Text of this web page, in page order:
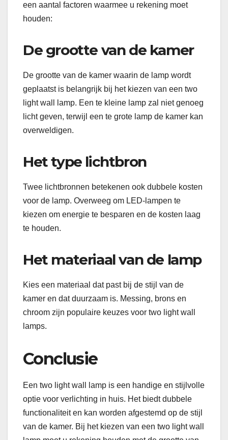
een aantal factoren waarmee u rekening moet
houden:
De grootte van de kamer
De grootte van de kamer waarin de lamp wordt
geplaatst is belangrijk bij het kiezen van een two
light wall lamp. Een te kleine lamp zal niet genoeg
licht geven, terwijl een te grote lamp de kamer kan
overweldigen.
Het type lichtbron
Twee lichtbronnen betekenen ook dubbele kosten
voor de lamp. Overweeg om LED-lampen te
kiezen om energie te besparen en de kosten laag
te houden.
Het materiaal van de lamp
Kies een materiaal dat past bij de stijl van de
kamer en dat duurzaam is. Messing, brons en
chroom zijn populaire keuzes voor two light wall
lamps.
Conclusie
Een two light wall lamp is een handige en stijlvolle
optie voor verlichting in huis. Het biedt dubbele
functionaliteit en kan worden afgestemd op de stijl
van de kamer. Bij het kiezen van een two light wall